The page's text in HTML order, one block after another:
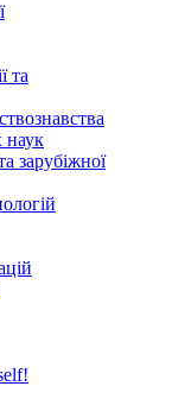
та
наук
зарубіжної